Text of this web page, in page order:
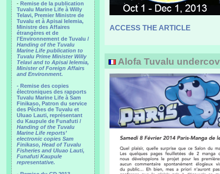
- Remise de la publication
Tuvalu Marine Life à Willy
Telavi, Premier Ministre de
Tuvalu et à Apisai Ielemia,
Ministre des Affaires
étrangères et de
l'Environnement de Tuvalu /
Handing of the Tuvalu
Marine Life publication to
Tuvalu Prime Minister Willy
Telavi and to Apisai Ielemia,
Minister of Foreign Affairs
and Environment.
- Remise des copies
électroniques des rapports
Tuvalu Marine Life à Sam
Finikaso, Patron du service
des Pêches de Tuvalu et
Uluao Lauti, représentant
du Kaupule de Funafuti /
Handing of the Tuvalu
Marine Life reports’
electronic copies Sam
Finikaso, Head of Tuvalu
Fisheries and Uluao Lauti,
Funafuti Kaupule
representative.
ACCESS THE ARTICLE
Alofa Tuvalu